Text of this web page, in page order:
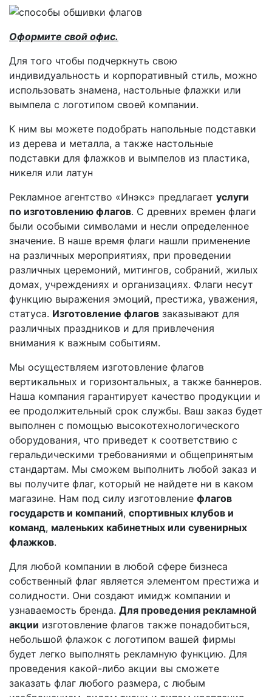
Оформите свой офис.
Для того чтобы подчеркнуть свою
индивидуальность и корпоративный стиль, можно
использовать знамена, настольные флажки или
вымпела с логотипом своей компании.
К ним вы можете подобрать напольные подставки
из дерева и металла, а также настольные
подставки для флажков и вымпелов из пластика,
никеля или латун
Рекламное агентство «Инэкс» предлагает услуги
по изготовлению флагов. С древних времен флаги
были особыми символами и несли определенное
значение. В наше время флаги нашли применение
на различных мероприятиях, при проведении
различных церемоний, митингов, собраний, жилых
домах, учреждениях и организациях. Флаги несут
функцию выражения эмоций, престижа, уважения,
статуса. Изготовление флагов заказывают для
различных праздников и для привлечения
внимания к важным событиям.
Мы осуществляем изготовление флагов
вертикальных и горизонтальных, а также баннеров.
Наша компания гарантирует качество продукции и
ее продолжительный срок службы. Ваш заказ будет
выполнен с помощью высокотехнологического
оборудования, что приведет к соответствию с
геральдическими требованиями и общепринятым
стандартам. Мы сможем выполнить любой заказ и
вы получите флаг, который не найдете ни в каком
магазине. Нам под силу изготовление флагов
государств и компаний, спортивных клубов и
команд, маленьких кабинетных или сувенирных
флажков.
Для любой компании в любой сфере бизнеса
собственный флаг является элементом престижа и
солидности. Они создают имидж компании и
узнаваемость бренда. Для проведения рекламной
акции изготовление флагов также понадобиться,
небольшой флажок с логотипом вашей фирмы
будет легко выполнять рекламную функцию. Для
проведения какой-либо акции вы сможете
заказать флаг любого размера, с любым